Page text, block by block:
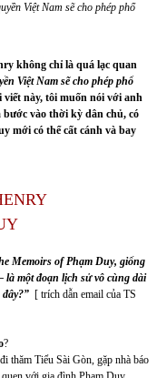
Việt Nam sẽ cho phép phổ
không chỉ là quá lạc quan
Việt Nam sẽ cho phép phổ
viết này, tôi muốn nói với anh
vào thời kỳ dân chủ, có
mới có thể cất cánh và bay
Memoirs of Phạm Duy, giống
là một đoạn lịch sử vô cùng dài
” [ trích dẫn email của TS
?
Tiểu Sài Gòn, gặp nhà báo